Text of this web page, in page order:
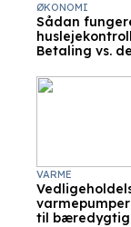
Sådan
Betaling vs.
ØKONOMI
til bæredygtig
VARME